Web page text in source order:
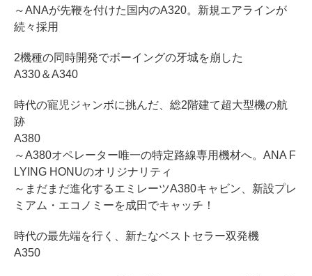
～ANAが先鞭を付けた国内のA320。新規エアラインが
続々採用
2機種の同時開発でボーイングの牙城を崩した
A330＆A340
時代の寵児ジャンボに挑んだ、総2階建て超大型機の航
跡
A380
～A380オペレーター唯一の特定路線専用機材へ。ANA F
LYING HONUのオリジナリティ
～まだまだ進化するエミレーツA380キャビン、新設プレ
ミアム・エコノミーを成田でキャッチ！
時代の最先端を行く、新たなベストセラー双発機
A350